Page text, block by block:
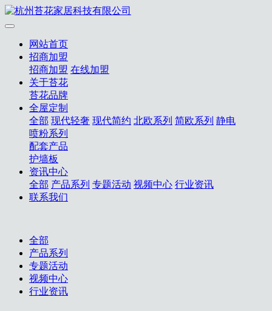
网站首页
招商加盟
招商加盟 在线加盟
关于苔花
苔花品牌
全屋定制
全部 现代轻奢 现代简约 北欧系列 简欧系列 静电
喷粉系列
配套产品
护墙板
资讯中心
全部 产品系列 专题活动 视频中心 行业资讯
联系我们
全部
产品系列
专题活动
视频中心
行业资讯